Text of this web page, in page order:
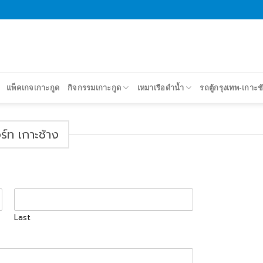
แพ็คเกจเกาะกูด กิจกรรมเกาะกูด เหมาเรือดำน้ำ รถตู้กรุงเทพ-เกาะ
เกาะช้าง
Last